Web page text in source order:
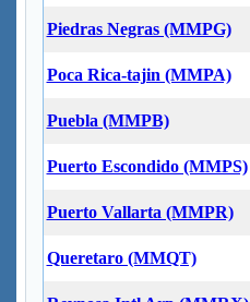
Piedras Negras (MMPG)
Poca Rica-tajin (MMPA)
Puebla (MMPB)
Puerto Escondido (MMPS)
Puerto Vallarta (MMPR)
Queretaro (MMQT)